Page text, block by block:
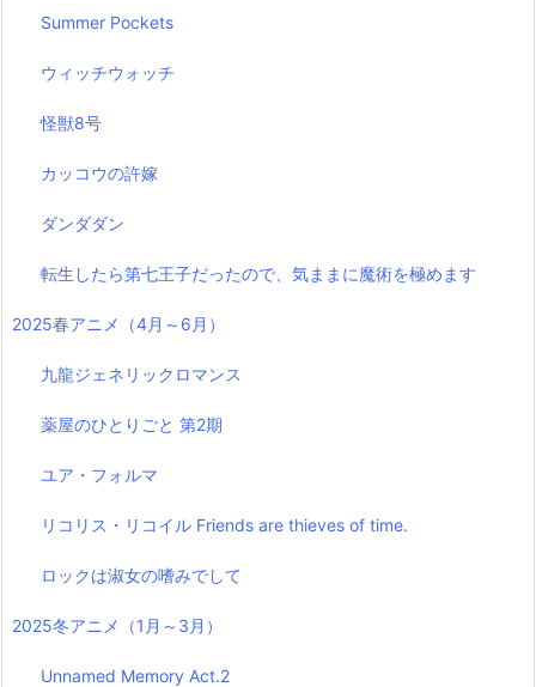
Summer Pockets
ウィッチウォッチ
怪獣8号
カッコウの許嫁
ダンダダン
転生したら第七王子だったので、気ままに魔術を極めます
2025春アニメ（4月～6月）
九龍ジェネリックロマンス
薬屋のひとりごと 第2期
ユア・フォルマ
リコリス・リコイル Friends are thieves of time.
ロックは淑女の嗜みでして
2025冬アニメ（1月～3月）
Unnamed Memory Act.2